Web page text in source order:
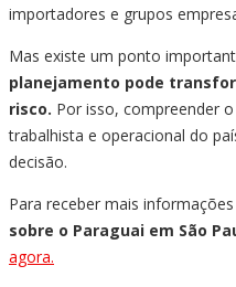
importadores e grupos
Mas existe um ponto
planejamento pode
risco. Por isso, compreender
trabalhista e operacional do
decisão.
Para receber mais
sobre o Paraguai em São
agora.